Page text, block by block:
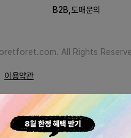
B2B,도매문의
All Rights
이용약관
브랜드 본사와의 직거래를 통한 정품
정품인증서를 발급받고 있습니다.